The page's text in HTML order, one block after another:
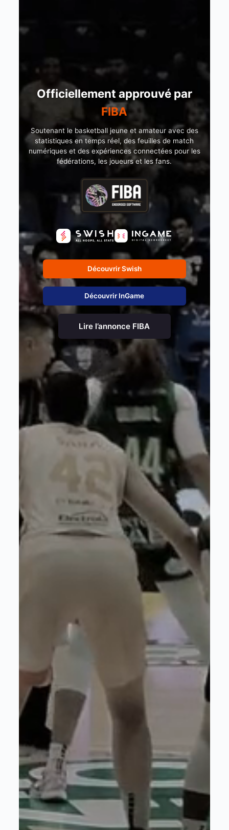
Officiellement approuvé par
FIBA
Soutenant le basketball jeune et amateur avec des
statistiques en temps réel, des feuilles de match
numériques et des expériences connectées pour les
fédérations, les joueurs et les fans.
Découvrir Swish
Découvrir InGame
Lire l’annonce FIBA